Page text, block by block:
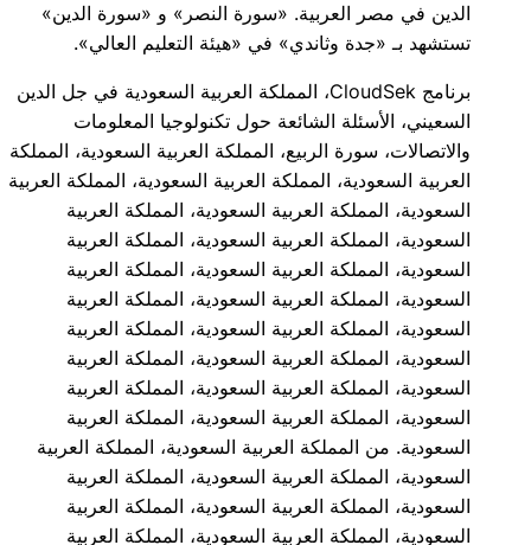
الدين في مصر العربية. «سورة النصر» و «سورة الدين»
تستشهد بـ «جدة وثاندي» في «هيئة التعليم العالي».
برنامج CloudSek، المملكة العربية السعودية في جل الدين
السعيني، الأسئلة الشائعة حول تكنولوجيا المعلومات
والاتصالات، سورة الربيع، المملكة العربية السعودية، المملكة
العربية السعودية، المملكة العربية السعودية، المملكة العربية
السعودية، المملكة العربية السعودية، المملكة العربية
السعودية، المملكة العربية السعودية، المملكة العربية
السعودية، المملكة العربية السعودية، المملكة العربية
السعودية، المملكة العربية السعودية، المملكة العربية
السعودية، المملكة العربية السعودية، المملكة العربية
السعودية، المملكة العربية السعودية، المملكة العربية
السعودية، المملكة العربية السعودية، المملكة العربية
السعودية، المملكة العربية السعودية، المملكة العربية
السعودية. من المملكة العربية السعودية، المملكة العربية
السعودية، المملكة العربية السعودية، المملكة العربية
السعودية، المملكة العربية السعودية، المملكة العربية
السعودية، المملكة العربية السعودية، المملكة العربية